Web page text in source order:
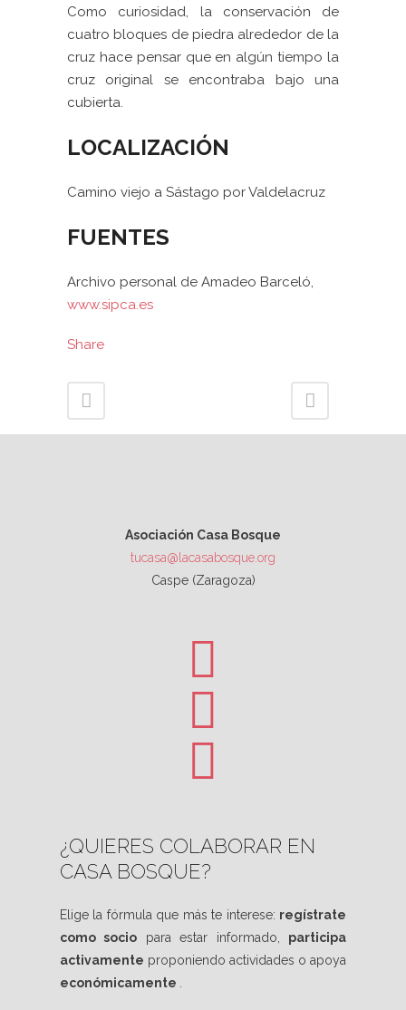
Como curiosidad, la conservación de
cuatro bloques de piedra alrededor de la
cruz hace pensar que en algún tiempo la
cruz original se encontraba bajo una
cubierta.
LOCALIZACIÓN
Camino viejo a Sástago por Valdelacruz
FUENTES
Archivo personal de Amadeo Barceló,
www.sipca.es
Share
Asociación Casa Bosque
tucasa@lacasabosque.org
Caspe (Zaragoza)
¿QUIERES COLABORAR EN
CASA BOSQUE?
Elige la fórmula que más te interese: regístrate
como socio para estar informado, participa
activamente proponiendo actividades o apoya
económicamente